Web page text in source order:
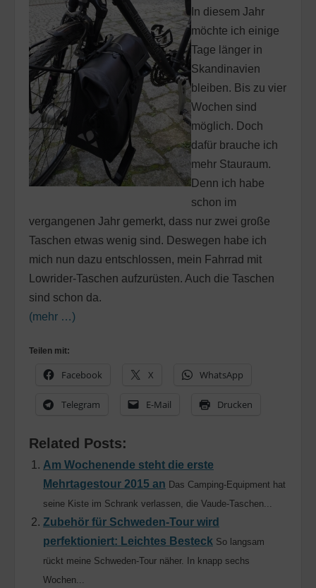
In diesem Jahr
möchte ich einige
Tage länger in
Skandinavien
bleiben. Bis zu vier
Wochen sind
möglich. Doch
dafür brauche ich
mehr Stauraum.
Denn ich habe
schon im
vergangenen Jahr gemerkt, dass nur zwei große
Taschen etwas wenig sind. Deswegen habe ich
mich nun dazu entschlossen, mein Fahrrad mit
Lowrider-Taschen aufzurüsten. Auch die Taschen
sind schon da.
(mehr …)
Teilen mit:
Facebook X WhatsApp
Telegram E-Mail Drucken
Related Posts:
Am Wochenende steht die erste
Mehrtagestour 2015 an Das Camping-Equipment hat
seine Kiste im Schrank verlassen, die Vaude-Taschen...
Zubehör für Schweden-Tour wird
perfektioniert: Leichtes Besteck So langsam
rückt meine Schweden-Tour näher. In knapp sechs
Wochen...